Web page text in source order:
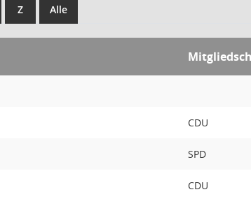
Z Alle
CDU
SPD
CDU